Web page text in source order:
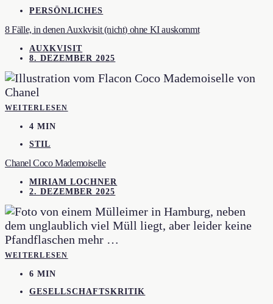
PERSÖNLICHES
8 Fälle, in denen Auxkvisit (nicht) ohne KI auskommt
AUXKVISIT
8. DEZEMBER 2025
WEITERLESEN
4 MIN
STIL
Chanel Coco Mademoiselle
MIRIAM LOCHNER
2. DEZEMBER 2025
WEITERLESEN
6 MIN
GESELLSCHAFTSKRITIK